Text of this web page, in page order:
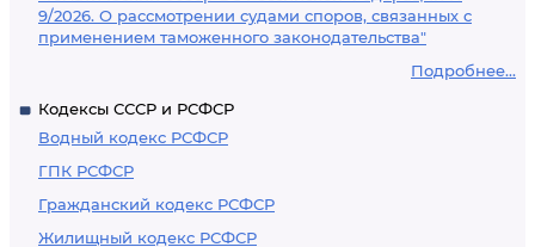
9/2026. О рассмотрении судами споров, связанных с
применением таможенного законодательства"
Подробнее...
Кодексы СССР и РСФСР
Водный кодекс РСФСР
ГПК РСФСР
Гражданский кодекс РСФСР
Жилищный кодекс РСФСР